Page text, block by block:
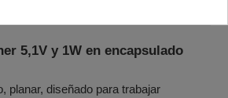
5,1V y 1W en encapsulado
planar, diseñado para trabajar